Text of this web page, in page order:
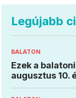
Legújabb
BALATON
Ezek a
augusztus 10.